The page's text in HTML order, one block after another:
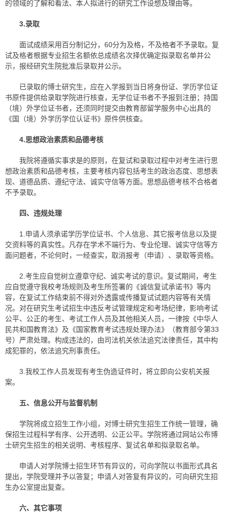
的领域的了解和看法、本人拟进行的研究工作设想及理由等。
3.录取
面试成绩采用百分制记分，60分为及格，不及格者不予录取。复
试及格者根据专业招生名额依总成绩名次择优确定拟录取名单并公
示，报经研究生院批准后录取并公示。
已录取的博士研究生，应在入学报到当日将身份证、学历学位证
书原件提供给录取学院进行核查，无学位证书者不予报到注册；持国
（境）外学位证书者，还须同时提交由教育部留学服务中心出具的
《国（境）外学历学位认证书》原件供核查。
4.思想政治素质和品德考核
我院将遵循实事求是的原则，在复试和录取过程中对考生进行思
想政治素质和品德考核，主要考核内容包括考生的政治态度、思想表
现、道德品质、遵纪守法、诚实守信等方面。思想品德考核不合格者
不予录取。
四、违规处理
1.申请人须承诺学历学位证书、个人信息、其它报考信息以及提
交资料等的真实性。凡存在学术不端行为、专业伦理、诚实守信等方
面问题者，不论何时，一经查实，取消报考（申请）、录取等资格。
2.考生应自觉树立遵章守纪、诚实考试的意识。复试期间，考生
应自觉遵守我校考场规则及考生所签署的《诚信复试承诺书》等内
容，在复试工作结束前不得对外透露或传播复试试题内容等有关情
况。对在研究生考试招生中违反考试管理规定和考场纪律，影响考试
公平、公正的考生、考试工作人员及其他相关人员，一律按《中华人
民共和国教育法》及《国家教育考试违规处理办法》（教育部令第33
号）严肃处理。构成违法的，由司法机关依法追究法律责任，其中构
成犯罪的，依法追究刑事责任。
3.我校工作人员发现有考生伪造证件时，将立即向公安机关报
案。
五、信息公开与监督机制
学院将成立招生工作小组，对博士研究生招生工作统一管理，确
保招生过程科学有序、公开透明、公正公平。学院将通过网站公布博
士研究生招生的相关说明、考核程序、复试名单和拟录取名单。
申请人对学院博士招生环节有异议的，可向学院以书面形式具名
提出，学院受理并予以答复；申请人对答复有异议的，可向研究生招
生办公室提出复查。
六、其它事项